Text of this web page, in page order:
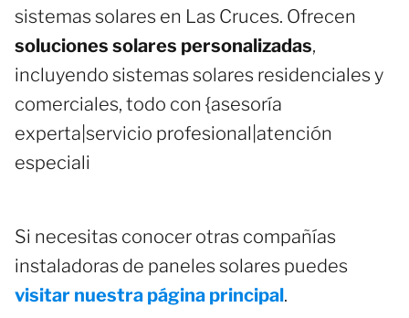
sistemas solares en Las Cruces. Ofrecen
soluciones solares personalizadas,
incluyendo sistemas solares residenciales y
comerciales, todo con {asesoría
experta|servicio profesional|atención
especiali
Si necesitas conocer otras compañías
instaladoras de paneles solares puedes
visitar nuestra página principal.